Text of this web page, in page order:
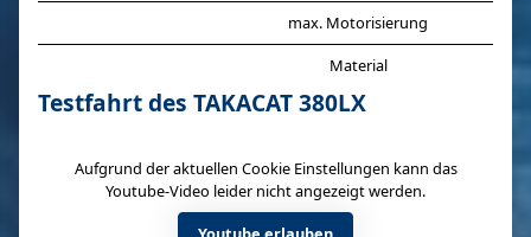
max. Motorisierung
Material
Testfahrt des TAKACAT 380LX
Aufgrund der aktuellen Cookie Einstellungen kann das
Youtube-Video leider nicht angezeigt werden.